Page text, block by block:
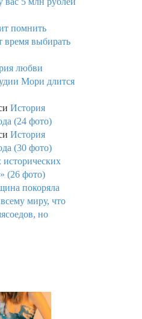
помнить
время выбирать
любви
Мори длится
История
(24 фото)
История
(30 фото)
(26 фото)
покоряла
миру, что
но